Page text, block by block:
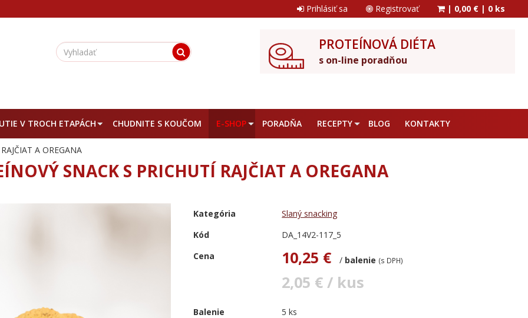
Prihlásiť sa Registrovať | 0,00 € | 0 ks
PROTEÍNOVÁ DIÉTA
s on-line poradňou
V TROCH ETAPÁCH CHUDNITE S KOUČOM E-SHOP PORADŇA RECEPTY BLOG KONTAKTY
A OREGANA
SNACK S PRICHUTÍ RAJČIAT A OREGANA
Kategória
Slaný snacking
Kód
DA_14V2-117_5
Cena
10,25 € / balenie (s DPH)
2,05 € / kus
Balenie
5 ks